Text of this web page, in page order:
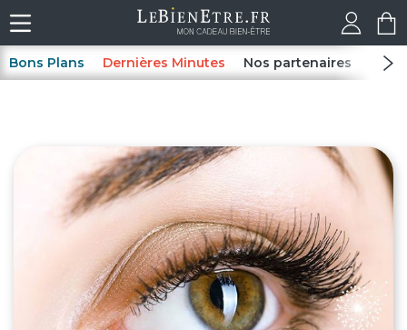
Bons Plans Dernières Minutes Nos partenaires Spas